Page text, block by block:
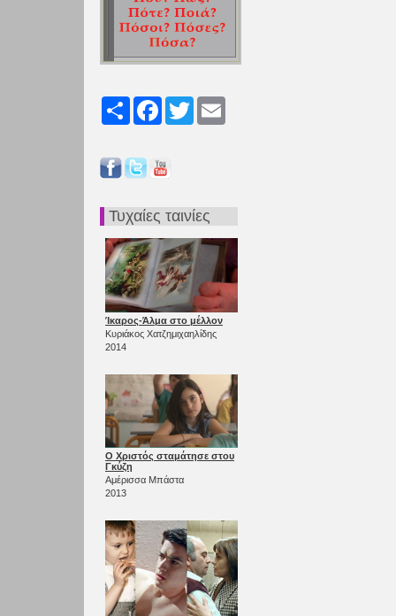
Share FacebookTwitter
Τυχαίες ταινίες
Ίκαρος-Άλμα στο μέλλον
Κυριάκος Χατζημιχαηλίδης
2014
Ο Χριστός σταμάτησε στου
Γκύζη
Αμέρισσα Μπάστα
2013